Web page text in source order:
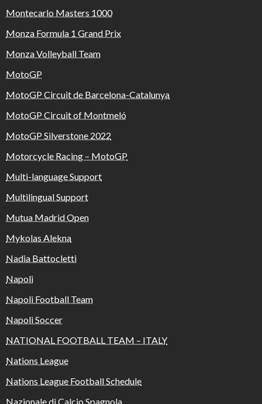
Montecarlo Masters 1000
Monza Formula 1 Grand Prix
Monza Volleyball Team
MotoGP
MotoGP Circuit de Barcelona-Catalunya
MotoGP Circuit of Montmeló
MotoGP Silverstone 2022
Motorcycle Racing – MotoGP
Multi-language Support
Multilingual Support
Mutua Madrid Open
Mykolas Alekna
Nadia Battocletti
Napoli
Napoli Football Team
Napoli Soccer
NATIONAL FOOTBALL TEAM – ITALY
Nations League
Nations League Football Schedule
Nazionale di Calcio Spagnola